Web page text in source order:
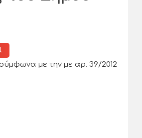
με την με αρ. 39/2012